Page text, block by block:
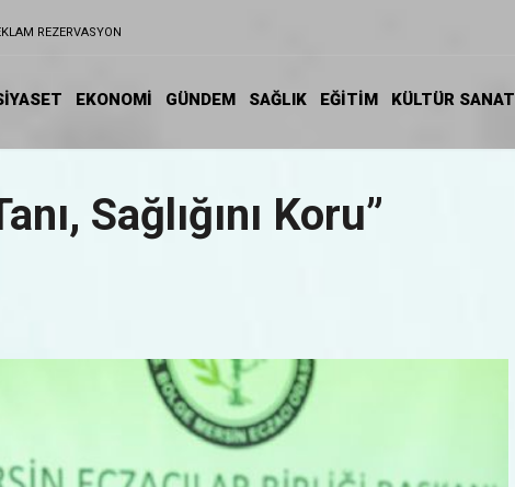
REZERVASYON
EKONOMİ GÜNDEM SAĞLIK EĞİTIM KÜLTÜR SANAT
Sağlığını Koru”